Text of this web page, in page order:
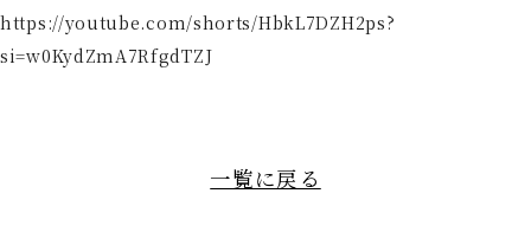
https://youtube.com/shorts/HbkL7DZH2ps?
si=w0KydZmA7RfgdTZJ
一覧に戻る